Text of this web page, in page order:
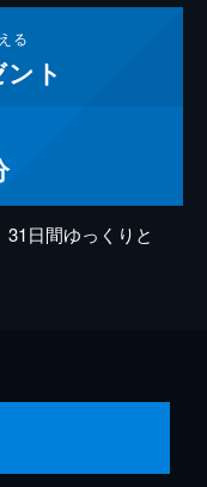
る
ト
日間ゆっくりと